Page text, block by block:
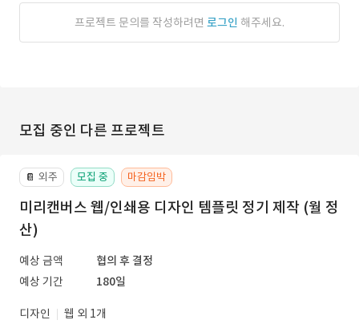
프로젝트 문의를 작성하려면 로그인 해주세요.
모집 중인 다른 프로젝트
📔 외주 모집 중 마감임박
미리캔버스 웹/인쇄용 디자인 템플릿 정기 제작 (월 정
산)
예상 금액
협의 후 결정
예상 기간
180일
디자인
웹 외 1개